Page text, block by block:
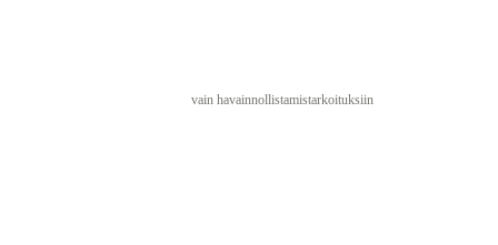
vain havainnollistamistarkoituksiin